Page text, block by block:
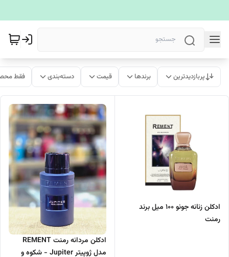
پربازدیدترین برندها قیمت دسته‌بندی فقط
ادکلن زنانه جونو 100 میل برند
رمنت
ادکلن مردانه رمنت REMENT
مدل ژوپیتر Jupiter - شکوه و